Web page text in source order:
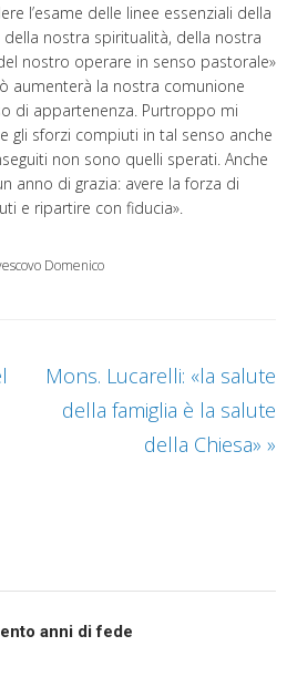
l’esame delle linee essenziali della
nostra spiritualità, della nostra
nostro operare in senso pastorale»
aumenterà la nostra comunione
di appartenenza. Purtroppo mi
gli sforzi compiuti in tal senso anche
non sono quelli sperati. Anche
anno di grazia: avere la forza di
e ripartire con fiducia».
Domenico
Mons. Lucarelli: «la salute
della famiglia è la salute
della Chiesa» »
anni di fede